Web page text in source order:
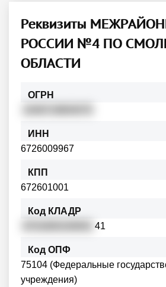
Реквизиты
РОССИИ №4 ПО
ОБЛАСТИ
ОГРН
ИНН
6726009967
КПП
672601001
Код КЛАДР
41
Код ОПФ
75104 (Федеральные
учреждения)